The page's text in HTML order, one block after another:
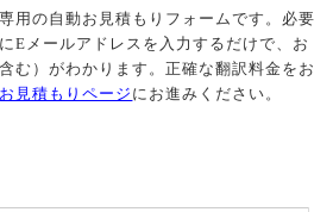
用の自動お見積もりフォームです。必要
Eメールアドレスを入力するだけで、お
む）がわかります。正確な翻訳料金をお
お見積もりページ にお進みください。